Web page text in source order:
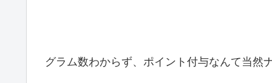
グラム数わからず、ポイント付与なんて当然